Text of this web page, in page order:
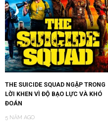
THE SUICIDE SQUAD NGẬP TRONG
LỜI KHEN VÌ ĐỘ BẠO LỰC VÀ KHÓ
ĐOÁN
5 NĂM AGO